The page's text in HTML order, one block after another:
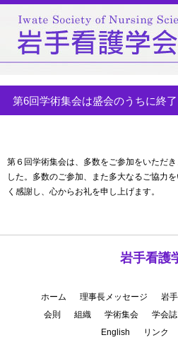
第6回学術集会は盛会のうちに終
第６回学術集会は、多数をご参加をいただ
した。多数のご参加、また多大なるご協力
く感謝し、心からお礼を申し上げます。
岩手看護
ホーム 理事長メッセージ 岩
会則
組織 学術集会 学会誌
English
リンク